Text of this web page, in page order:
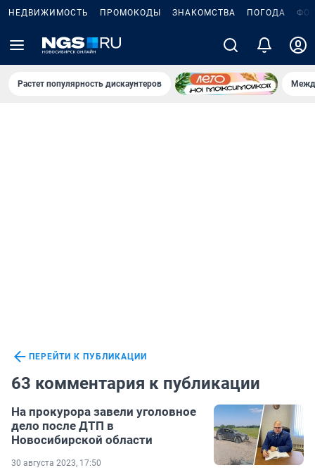
НЕДВИЖИМОСТЬ ПРОМОКОДЫ ЗНАКОМСТВА ПОГОДА
Растет популярность дискаунтеров
ПЕРЕЙТИ К ПУБЛИКАЦИИ
63 комментария к публикации
На прокурора завели уголовное
дело после ДТП в
Новосибирской области
30 августа 2023, 17:50